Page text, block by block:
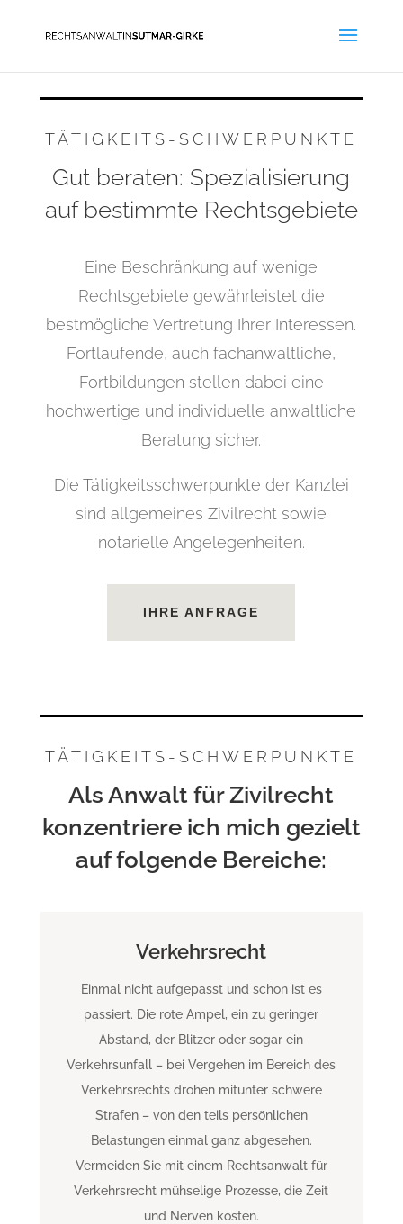
TÄTIGKEITS-SCHWERPUNKTE
Gut beraten: Spezialisierung
auf bestimmte Rechtsgebiete
Eine Beschränkung auf wenige
Rechtsgebiete gewährleistet die
bestmögliche Vertretung Ihrer Interessen.
Fortlaufende, auch fachanwaltliche,
Fortbildungen stellen dabei eine
hochwertige und individuelle anwaltliche
Beratung sicher.
Die Tätigkeitsschwerpunkte der Kanzlei
sind allgemeines Zivilrecht sowie
notarielle Angelegenheiten.
IHRE ANFRAGE
TÄTIGKEITS-SCHWERPUNKTE
Als Anwalt für Zivilrecht
konzentriere ich mich gezielt
auf folgende Bereiche:
Verkehrsrecht
Einmal nicht aufgepasst und schon ist es
passiert. Die rote Ampel, ein zu geringer
Abstand, der Blitzer oder sogar ein
Verkehrsunfall – bei Vergehen im Bereich des
Verkehrsrechts drohen mitunter schwere
Strafen – von den teils persönlichen
Belastungen einmal ganz abgesehen.
Vermeiden Sie mit einem Rechtsanwalt für
Verkehrsrecht mühselige Prozesse, die Zeit
und Nerven kosten.